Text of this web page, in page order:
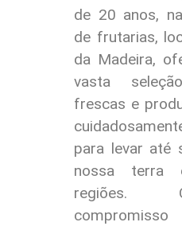
de 20 anos,
de frutarias,
da Madeira,
vasta
frescas e
para levar até
nossa terra
regiões.